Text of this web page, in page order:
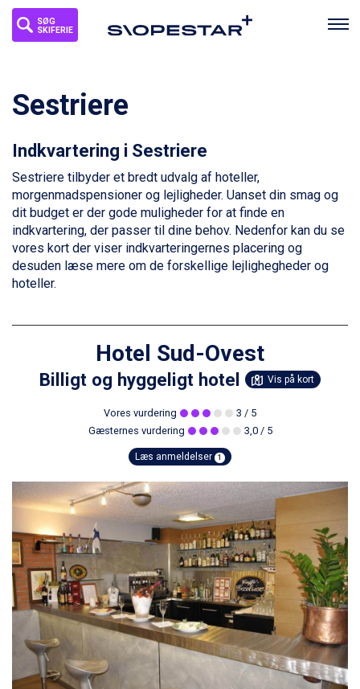
SØG
SKIFERIE
Sestriere
Indkvartering i Sestriere
Sestriere tilbyder et bredt udvalg af hoteller,
morgenmadspensioner og lejligheder. Uanset din smag og
dit budget er der gode muligheder for at finde en
indkvartering, der passer til dine behov. Nedenfor kan du se
vores kort der viser indkvarteringernes placering og
desuden læse mere om de forskellige lejlighegheder og
hoteller.
Hotel Sud-Ovest
Billigt og hyggeligt hotel Vis på kort
Vores vurdering 3 / 5
Gæsternes vurdering
3,0/ 5
Læs anmeldelser 1